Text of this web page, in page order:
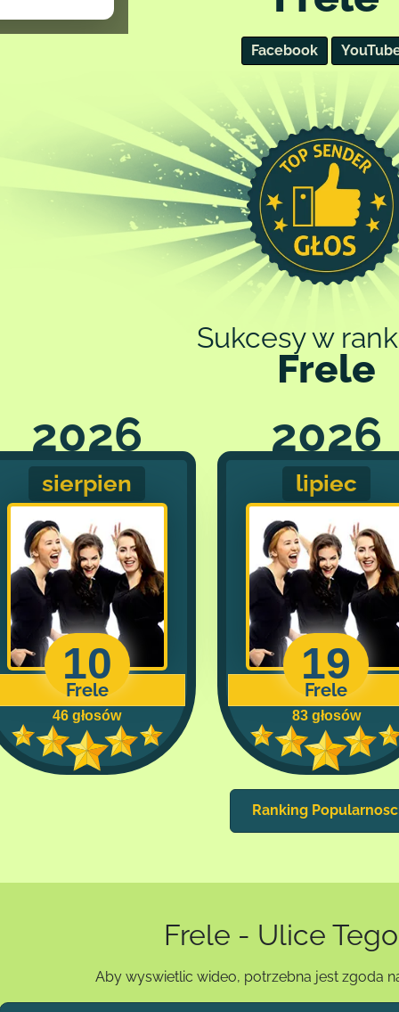
prawnych,
Facebook
Sukcesy w
Frele
2026
sierpien
10
Frele
46 głosów
2026
lipiec
19
Frele
83 głosów
Ranking
Frele - Ulice
Aby wyswietlic wideo, potrzebna jest zgoda